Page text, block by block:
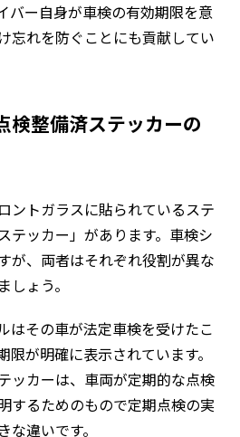
バー自身が車検の有効期限を意
忘れを防ぐことにも貢献してい
検整備済ステッカーの
ントガラスに貼られているステ
テッカー」があります。車検シ
が、両者はそれぞれ役割が異な
しょう。
はその車が法定車検を受けたこ
限が明確に表示されています。
ッカーは、車両が定期的な点検
するためのもので定期点検の実
違いです。